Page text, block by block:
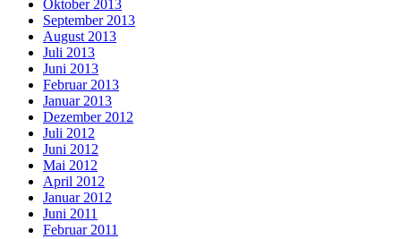
Oktober 2013
September 2013
August 2013
Juli 2013
Juni 2013
Februar 2013
Januar 2013
Dezember 2012
Juli 2012
Juni 2012
Mai 2012
April 2012
Januar 2012
Juni 2011
Februar 2011